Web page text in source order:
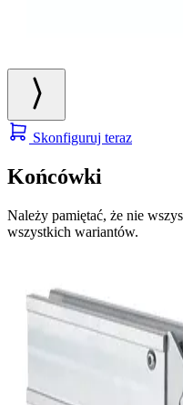
Skonfiguruj teraz
Końcówki
Należy pamiętać, że nie
wszystkich wariantów.